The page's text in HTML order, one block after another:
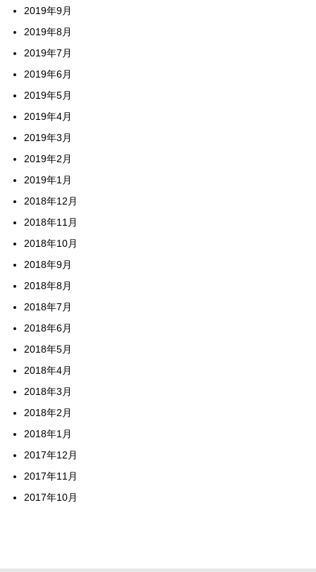
2019年9月
2019年8月
2019年7月
2019年6月
2019年5月
2019年4月
2019年3月
2019年2月
2019年1月
2018年12月
2018年11月
2018年10月
2018年9月
2018年8月
2018年7月
2018年6月
2018年5月
2018年4月
2018年3月
2018年2月
2018年1月
2017年12月
2017年11月
2017年10月